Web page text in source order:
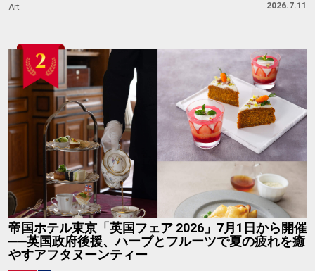
Art 2026.7.11
帝国ホテル東京「英国フェア 2026」7月1日から開催
──英国政府後援、ハーブとフルーツで夏の疲れを癒
やすアフタヌーンティー